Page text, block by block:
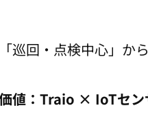
巡回・点検中心」から
値：Traio × IoTセン